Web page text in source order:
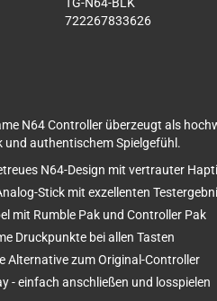
TG-N64-BLK
722267833626
N64 Controller überzeugt als
und authentischem Spielgefühl.
N64-Design mit vertrauter
Stick mit exzellenten
mit Rumble Pak und Controller Pak
Druckpunkte bei allen Tasten
Alternative zum Original-Controller
- einfach anschließen und losspielen